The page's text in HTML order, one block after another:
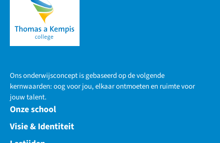
Ons onderwijsconcept is gebaseerd op de volgende
kernwaarden: oog voor jou, elkaar ontmoeten en ruimte voor
jouw talent.
Onze school
Visie & Identiteit